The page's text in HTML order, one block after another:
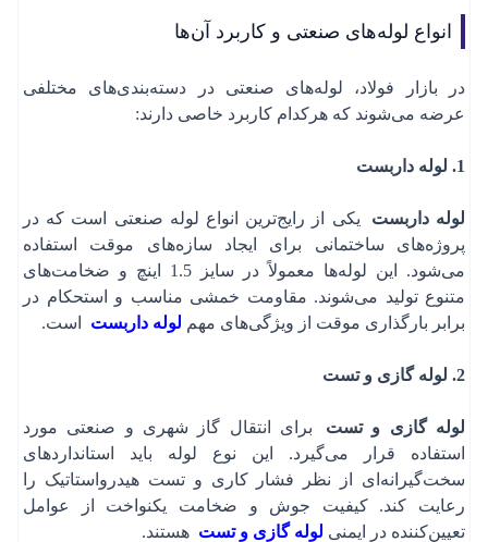
برای دریافت کد تایید، لطفا شماره موبایل خود را وارد
شماره موبایل*
هفته گذشته ماه گذشته سه ماه گذشته
افزودن به سبد خرید
تومان/کیلوگرم
0روز پیش
بدون تغییر
قیمت کل:
بدون ارزش افزوده
ریال
هفته گذشته ماه گذشته سه ماه گذشته
افزودن به سبد خرید
تومان/کیلوگرم
0روز پیش
بدون تغییر
قیمت کل:
بدون ارزش افزوده
ریال
هفته گذشته ماه گذشته سه ماه گذشته
افزودن به سبد خرید
تومان/کیلوگرم
0روز پیش
بدون تغییر
قیمت کل:
بدون ارزش افزوده
ریال
انواع لوله‌های صنعتی و کاربرد آن‌ها
در بازار فولاد، لوله‌های صنعتی در دسته‌بندی‌های مختلفی
عرضه می‌شوند که هرکدام کاربرد خاصی دارند:
1. لوله داربست
لوله داربست
یکی از رایج‌ترین انواع لوله صنعتی است که در
پروژه‌های ساختمانی برای ایجاد سازه‌های موقت استفاده
می‌شود. این لوله‌ها معمولاً در سایز 1.5 اینچ و ضخامت‌های
متنوع تولید می‌شوند. مقاومت خمشی مناسب و استحکام در
برابر بارگذاری موقت از ویژگی‌های مهم لوله داربست است.
2. لوله گازی و تست
لوله گازی و تست
برای انتقال گاز شهری و صنعتی مورد
استفاده قرار می‌گیرد. این نوع لوله باید استانداردهای
سخت‌گیرانه‌ای از نظر فشار کاری و تست هیدرواستاتیک را
رعایت کند. کیفیت جوش و ضخامت یکنواخت از عوامل
تعیین‌کننده در ایمنی لوله گازی و تست هستند.